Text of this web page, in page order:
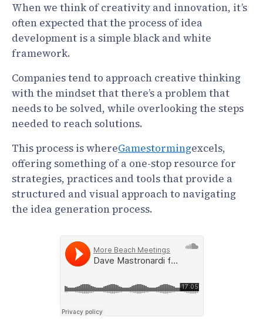
When we think of creativity and innovation, it’s
often expected that the process of idea
development is a simple black and white
framework.
Companies tend to approach creative thinking
with the mindset that there’s a problem that
needs to be solved, while overlooking the steps
needed to reach solutions.
This process is whereGamestormingexcels,
offering something of a one-stop resource for
strategies, practices and tools that provide a
structured and visual approach to navigating
the idea generation process.